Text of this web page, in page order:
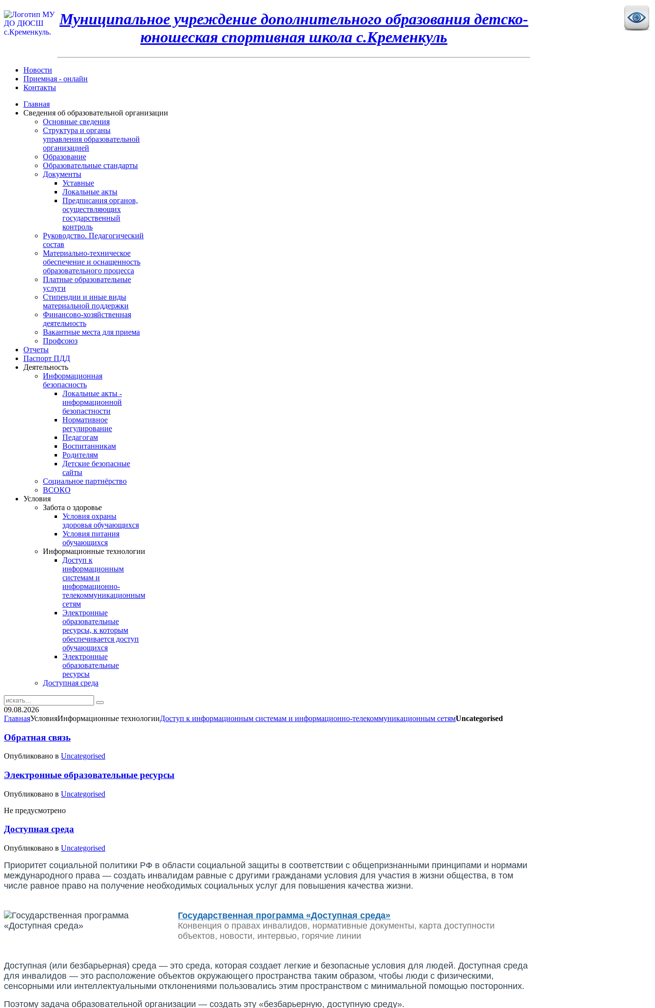
Муниципальное учреждение дополнительного образования детско-
юношеская спортивная школа с.Кременкуль
Новости
Приемная - онлайн
Контакты
Главная
Сведения об образовательной организации
Основные сведения
Структура и органы
управления образовательной
организацией
Образование
Образовательные стандарты
Документы
Уставные
Локальные акты
Предписания органов,
осуществляющих
государственный
контроль
Руководство. Педагогический
состав
Материально-техническое
обеспечение и оснащенность
образовательного процесса
Платные образовательные
услуги
Стипендии и иные виды
материальной поддержки
Финансово-хозяйственная
деятельность
Вакантные места для приема
Профсоюз
Отчеты
Паспорт ПДД
Деятельность
Информационная
безопасность
Локальные акты -
информационной
безопастности
Нормативное
регулирование
Педагогам
Воспитанникам
Родителям
Детские безопасные
сайты
Социальное партнёрство
ВСОКО
Условия
Забота о здоровье
Условия охраны
здоровья обучающихся
Условия питания
обучающихся
Информационные технологии
Доступ к
информационным
системам и
информационно-
телекоммуникационным
сетям
Электронные
образовательные
ресурсы, к которым
обеспечивается доступ
обучающихся
Электронные
образовательные
ресурсы
Доступная среда
09.08.2026
ГлавнаяУсловияИнформационные технологииДоступ к информационным системам и информационно-телекоммуникационным сетямUncategorised
Обратная связь
Опубликовано в Uncategorised
Электронные образовательные ресурсы
Опубликовано в Uncategorised
Не предусмотрено
Доступная среда
Опубликовано в Uncategorised
Приоритет социальной политики РФ в области социальной защиты в соответствии с общепризнанными принципами и нормами
международного права — создать инвалидам равные с другими гражданами условия для участия в жизни общества, в том
числе равное право на получение необходимых социальных услуг для повышения качества жизни.
Государственная программа «Доступная среда»
Конвенция о правах инвалидов, нормативные документы, карта доступности
объектов, новости, интервью, горячие линии
Доступная (или безбарьерная) среда — это среда, которая создает легкие и безопасные условия для людей. Доступная среда
для инвалидов — это расположение объектов окружающего пространства таким образом, чтобы люди с физическими,
сенсорными или интеллектуальными отклонениями пользовались этим пространством с минимальной помощью посторонних.
Поэтому задача образовательной организации — создать эту «безбарьерную, доступную среду».